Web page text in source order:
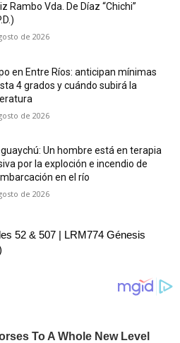
Rambo Vda. De Díaz “Chichi”
de 2026
en Entre Ríos: anticipan mínimas
4 grados y cuándo subirá la
de 2026
Un hombre está en terapia
por la exploción e incendio de
en el río
de 2026
52 & 507 | LRM774 Génesis